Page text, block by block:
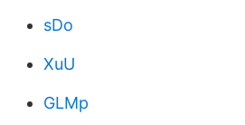
sDo
XuU
GLMp